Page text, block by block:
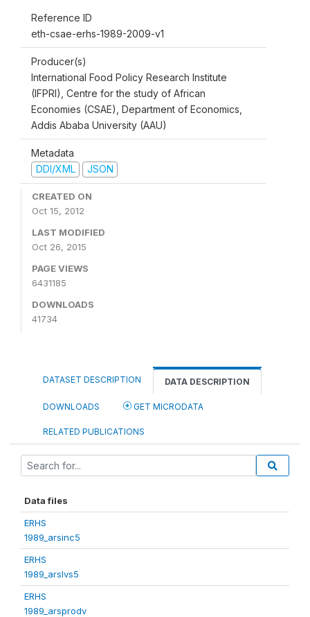
Reference ID
eth-csae-erhs-1989-2009-v1
Producer(s)
International Food Policy Research Institute
(IFPRI), Centre for the study of African
Economies (CSAE), Department of Economics,
Addis Ababa University (AAU)
Metadata
DDI/XML
JSON
CREATED ON
Oct 15, 2012
LAST MODIFIED
Oct 26, 2015
PAGE VIEWS
6431185
DOWNLOADS
41734
DATASET DESCRIPTION DATA DESCRIPTION
DOWNLOADS GET MICRODATA
RELATED PUBLICATIONS
Data files
ERHS
1989_arsinc5
ERHS
1989_arslvs5
ERHS
1989_arsprodv